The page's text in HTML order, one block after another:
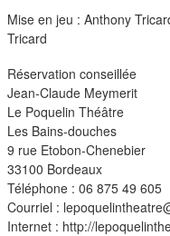
Mise en jeu : Anthony
Tricard
Réservation conseillée
Jean-Claude Meymerit
Le Poquelin Théâtre
Les Bains-douches
9 rue Etobon-Chenebier
33100 Bordeaux
Téléphone : 06 875 49 605
Courriel :
Internet : http://